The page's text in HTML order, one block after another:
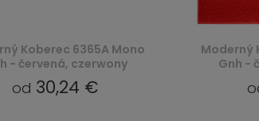
Koberec 6365A Mono
- červená, czerwony
od 30,24 €
Moderný
Gnh -